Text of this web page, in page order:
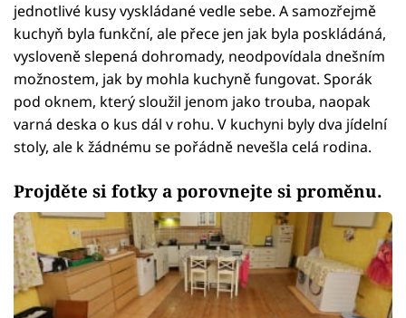
jednotlivé kusy vyskládané vedle sebe. A samozřejmě
kuchyň byla funkční, ale přece jen jak byla poskládáná,
vysloveně slepená dohromady, neodpovídala dnešním
možnostem, jak by mohla kuchyně fungovat. Sporák
pod oknem, který sloužil jenom jako trouba, naopak
varná deska o kus dál v rohu. V kuchyni byly dva jídelní
stoly, ale k žádnému se pořádně nevešla celá rodina.
Projděte si fotky a porovnejte si proměnu.